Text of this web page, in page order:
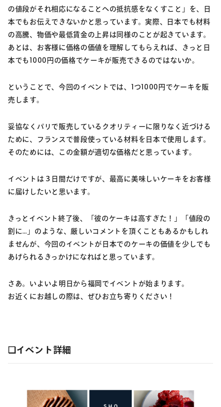
の値段がそれ相応になることへの抵抗感をなくすこと」を、日
本でもお伝えできないかと思っています。実際、日本でも材料
の高騰、物価や最低賃金の上昇は同様のことが起きています。
あとは、お客様に価格の価値を理解してもらえれば、きっと日
本でも1000円の価格でケーキが販売できるのではないか。
ということで、今回のイベントでは、1つ1000円でケーキを販
売します。
妥協なくパリで販売しているクオリティーに限りなく近づける
ために、フランスで普段使っている材料を日本で使用します。
そのためには、この金額が適切な価格だと思っています。
イベントは３日間だけですが、最高に美味しいケーキをお客様
に届けしたいと思います。
きっとイベント終了後、「彼のケーキは高すぎた！」「値段の
割に…」のような、厳しいコメントを頂くこともあるかもしれ
ませんが、今回のイベントが日本でのケーキの価値を少しでも
あげられるきっかけになればと思っています。
さあ。いよいよ明日から福岡でイベントが始まります。
お近くにお越しの際は、ぜひお立ち寄りください！
❏イベント詳細